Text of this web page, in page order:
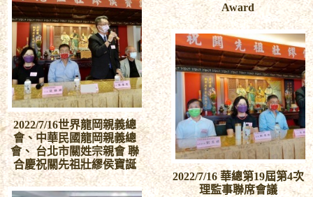
Award
2022/7/16世界龍岡親義總
會、中華民國龍岡親義總
會、 台北市關姓宗親會 聯
合慶祝關先祖壯繆侯寶誕
2022/7/16 華總第19屆第4次
理監事聯席會議